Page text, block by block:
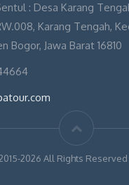
: Desa Karang
Karang Tengah,
Bogor, Jawa Barat 16810
2026 All Rights